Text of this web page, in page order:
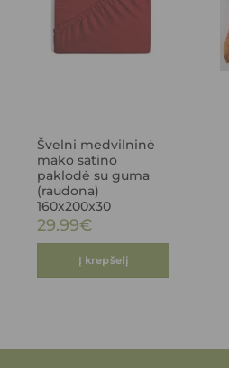
Švelni medvilninė
mako satino
paklodė su guma
(raudona)
160x200x30
29.99€
Į krepšelį